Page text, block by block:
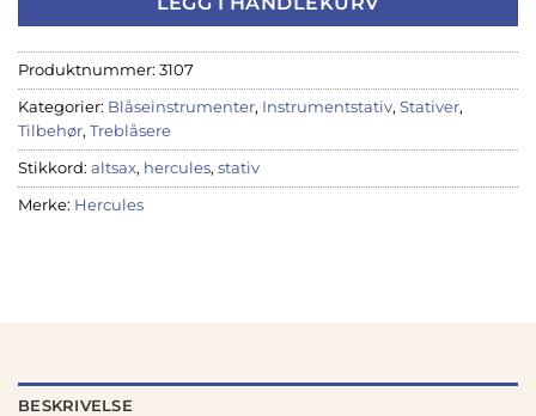
Produktnummer: 3107
Kategorier: Blåseinstrumenter, Instrumentstativ, Stativer,
Tilbehør, Treblåsere
Stikkord: altsax, hercules, stativ
Merke: Hercules
BESKRIVELSE